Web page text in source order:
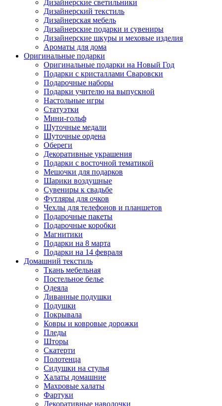
Дизайнерские светильники
Дизайнерский текстиль
Дизайнерская мебель
Дизайнерские подарки и сувениры
Дизайнерские шкуры и меховые изделия
Ароматы для дома
Оригинальные подарки
Оригинальные подарки на Новый Год
Подарки с кристаллами Сваровски
Подарочные наборы
Подарки учителю на выпускной
Настольные игры
Статуэтки
Мини-гольф
Шуточные медали
Шуточные ордена
Обереги
Декоративные украшения
Подарки с восточной тематикой
Мешочки для подарков
Шарики воздушные
Сувениры к свадьбе
Футляры для очков
Чехлы для телефонов и планшетов
Подарочные пакеты
Подарочные коробки
Магнитики
Подарки на 8 марта
Подарки на 14 февраля
Домашний текстиль
Ткань мебельная
Постельное белье
Одеяла
Диванные подушки
Подушки
Покрывала
Ковры и ковровые дорожки
Пледы
Шторы
Скатерти
Полотенца
Сидушки на стулья
Халаты домашние
Махровые халаты
Фартуки
Декоративные наволочки